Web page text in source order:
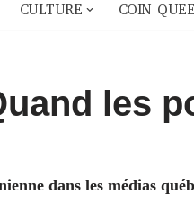
CULTURE COIN
les
dans les médias